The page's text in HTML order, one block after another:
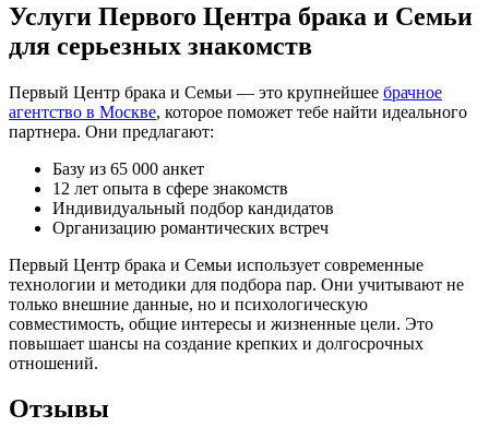
Услуги Первого Центра брака и Семьи
для серьезных знакомств
Первый Центр брака и Семьи — это крупнейшее брачное
агентство в Москве, которое поможет тебе найти идеального
партнера. Они предлагают:
Базу из 65 000 анкет
12 лет опыта в сфере знакомств
Индивидуальный подбор кандидатов
Организацию романтических встреч
Первый Центр брака и Семьи использует современные
технологии и методики для подбора пар. Они учитывают не
только внешние данные, но и психологическую
совместимость, общие интересы и жизненные цели. Это
повышает шансы на создание крепких и долгосрочных
отношений.
Отзывы